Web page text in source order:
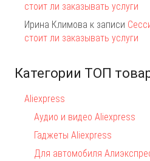
стоит ли заказывать услуги
Ирина Климова к записи
стоит ли заказывать услуги
Категории ТОП
Aliexpress
Аудио и видео Aliexpress
Гаджеты Aliexpress
Для автомобиля